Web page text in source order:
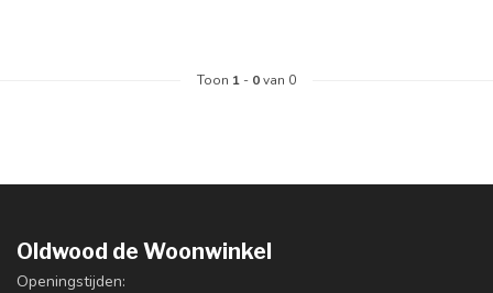
Toon 1 - 0van 0
Oldwood de Woonwinkel
Openingstijden: